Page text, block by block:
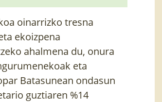
oinarrizko tresna
ekoizpena
ahalmena du, onura
eta
Batasunean ondasun
guztiaren %14